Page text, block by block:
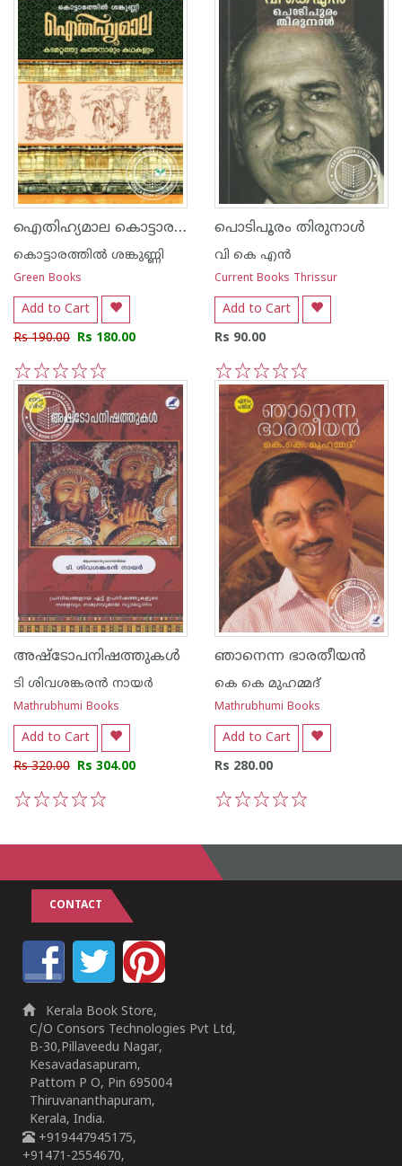
ഐതിഹ്യമാല കൊട്ടാരത്തില്‍ ശങ്കുണ്ണി - 5 - കടമറ്റത്തു കത്തനാരും കഥകളും
കൊട്ടാരത്തില്‍ ശങ്കുണ്ണി
Green Books
Add to Cart
Rs 190.00 Rs 180.00
5
4
3
2
1
പൊടിപൂരം തിരുനാള്‍
വി കെ എന്‍
Current Books Thrissur
Add to Cart
Rs 90.00
5
4
3
2
1
അഷ്ടോപനിഷത്തുകള്‍
ടി ശിവശങ്കരന്‍ നായര്‍
Mathrubhumi Books
Add to Cart
Rs 320.00 Rs 304.00
ഞാനെന്ന ഭാരതീയന്‍
കെ കെ മുഹമ്മദ്
Mathrubhumi Books
Add to Cart
Rs 280.00
CONTACT
Kerala Book Store,
C/O Consors Technologies Pvt Ltd,
B-30,Pillaveedu Nagar,
Kesavadasapuram,
Pattom P O, Pin 695004
Thiruvananthapuram,
Kerala, India.
+919447945175,
+91471-2554670,